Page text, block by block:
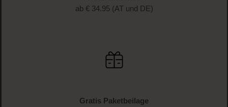
ab € 34.95 (AT und DE)
Gratis Paketbeilage